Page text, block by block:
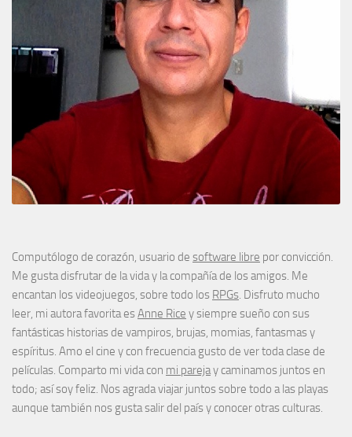
Computólogo de corazón, usuario de software libre por convicción.
Me gusta disfrutar de la vida y la compañía de los amigos. Me
encantan los videojuegos, sobre todo los RPGs. Disfruto mucho
leer, mi autora favorita esAnne Rice y siempre sueño con sus
fantásticas historias de vampiros, brujas, momias, fantasmas y
espíritus. Amo el cine y con frecuencia gusto de ver toda clase de
películas. Comparto mi vida con mi parejay caminamos juntos en
todo; así soy feliz. Nos agrada viajar juntos sobre todo a las playas
aunque también nos gusta salir del país y conocer otras culturas.